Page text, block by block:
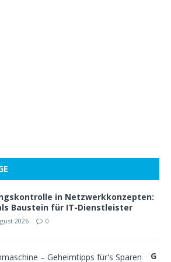
in Netzwerkkonzepten:
Baustein für IT-Dienstleister
2026 0
G